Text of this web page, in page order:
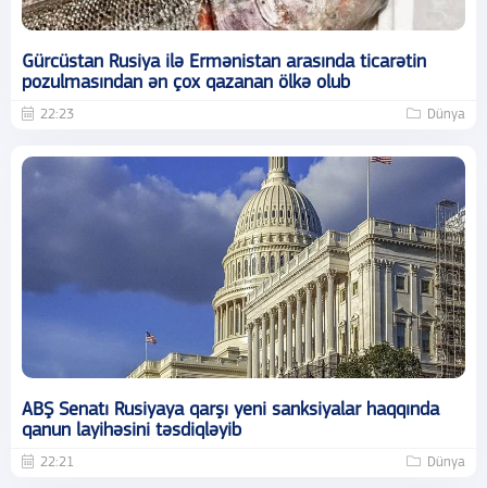
Gürcüstan Rusiya ilə Ermənistan arasında ticarətin
pozulmasından ən çox qazanan ölkə olub
22:23 Dünya
ABŞ Senatı Rusiyaya qarşı yeni sanksiyalar haqqında
qanun layihəsini təsdiqləyib
22:21 Dünya